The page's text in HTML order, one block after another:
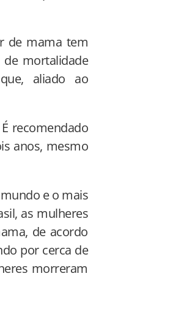
de mama tem
de mortalidade
aliado ao
recomendado
anos, mesmo
e o mais
as mulheres
de acordo
por cerca de
morreram